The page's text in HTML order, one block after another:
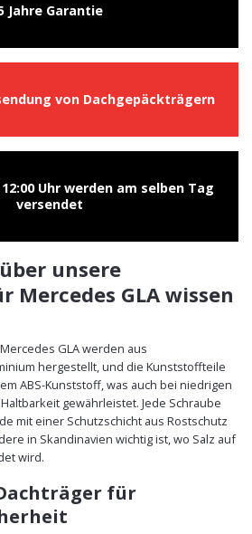
Jahre Garantie
von Dachgepäckträgern
Uhr werden am selben Tag
versendet
unsere
Mercedes GLA wissen
GLA werden aus
hergestellt, und die Kunststoffteile
ABS-Kunststoff, was auch bei niedrigen
gewährleistet. Jede Schraube
mit einer Schutzschicht aus Rostschutz
in Skandinavien wichtig ist, wo Salz auf
wird.
für